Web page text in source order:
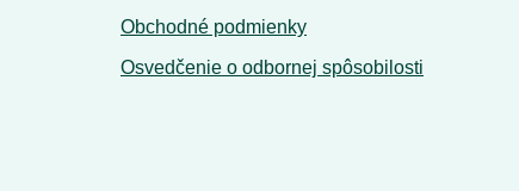
Obchodné podmienky
Osvedčenie o odbornej spôsobilosti